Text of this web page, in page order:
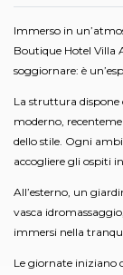
Immerso in
Boutique Hotel Villa
soggiornare: è
La struttura dispone
moderno,
dello stile. Ogni
accogliere gli ospiti
All’esterno, un
vasca
immersi nella
Le giornate iniziano